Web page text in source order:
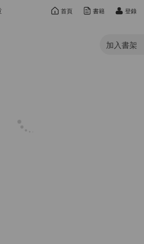
目錄
首頁 書籍 登錄